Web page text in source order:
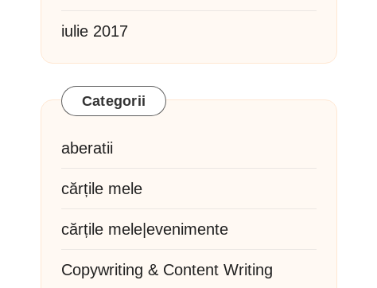
iulie 2017
Categorii
aberatii
cărțile mele
cărțile mele|evenimente
Copywriting & Content Writing